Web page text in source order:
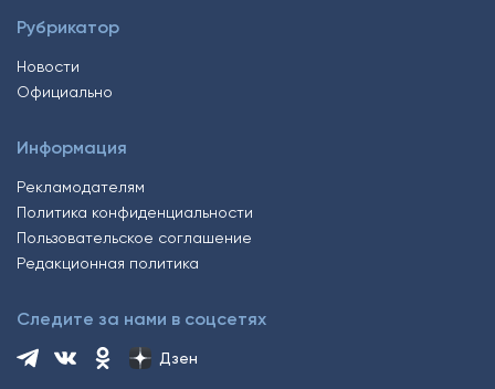
Рубрикатор
Новости
Официально
Информация
Рекламодателям
Политика конфиденциальности
Пользовательское соглашение
Редакционная политика
Следите за нами в соцсетях
Дзен